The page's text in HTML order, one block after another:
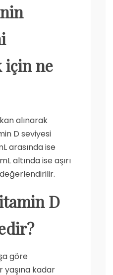
için ne
alınarak
D seviyesi
arasında ise
altında ise aşırı
D
göre
yaşına kadar